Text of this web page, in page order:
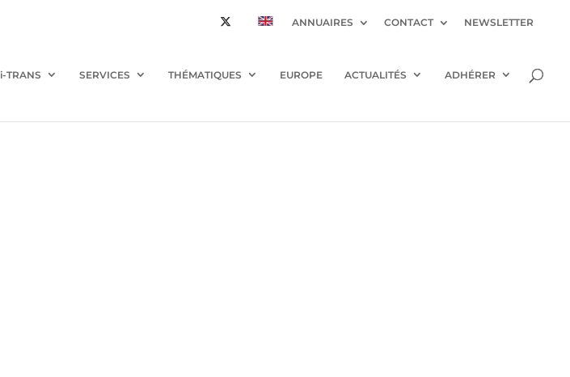
ANNUAIRES CONTACT NEWSLETTER
i-TRANS SERVICES THÉMATIQUES EUROPE ACTUALITÉS ADHÉRER